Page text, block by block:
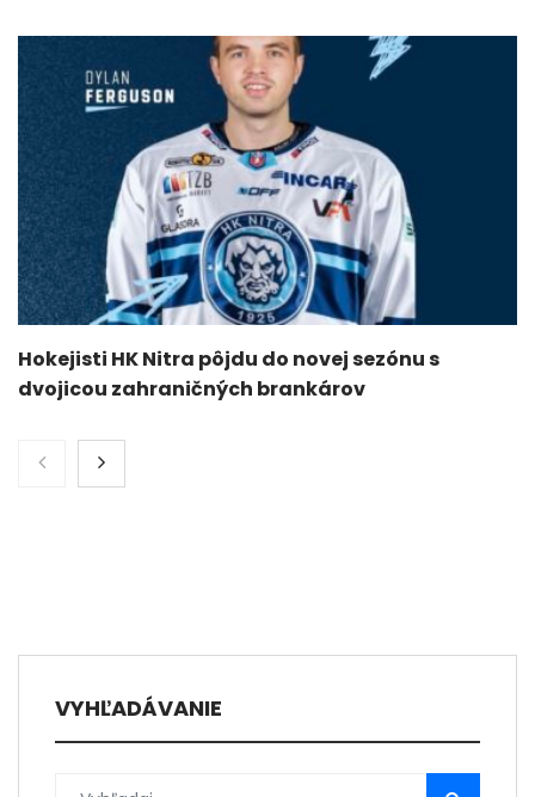
Hokejisti HK Nitra pôjdu do novej sezónu s
dvojicou zahraničných brankárov
VYHĽADÁVANIE